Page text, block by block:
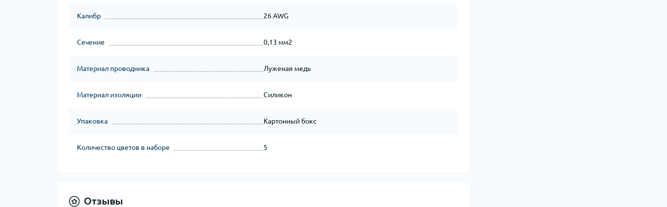
Калибр 26 AWG
Сечение 0,13 мм2
Материал проводника Луженая медь
Материал изоляции Силикон
Упаковка Картонный бокс
Количество цветов в наборе 5
Отзывы